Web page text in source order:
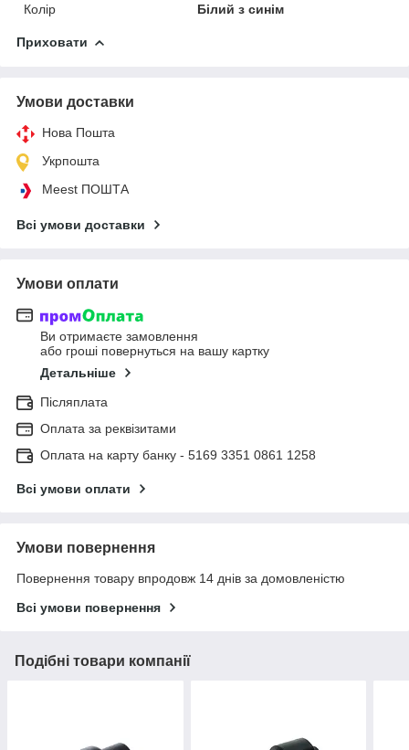
Колір
Білий з синім
Приховати
Умови доставки
Нова Пошта
Укрпошта
Meest ПОШТА
Всі умови доставки
Умови оплати
Ви отримаєте замовлення
або гроші повернуться на вашу картку
Детальніше
Післяплата
Оплата за реквізитами
Оплата на карту банку - 5169 3351 0861 1258
Всі умови оплати
Умови повернення
Повернення товару впродовж 14 днів за домовленістю
Всі умови повернення
Подібні товари компанії